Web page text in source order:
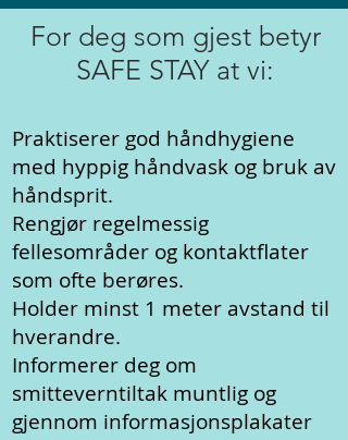
For deg som gjest betyr
SAFE STAY at vi:
Praktiserer god håndhygiene
med hyppig håndvask og bruk av
håndsprit.
Rengjør regelmessig
fellesområder og kontaktflater
som ofte berøres.
Holder minst 1 meter avstand til
hverandre.
Informerer deg om
smitteverntiltak muntlig og
gjennom informasjonsplakater